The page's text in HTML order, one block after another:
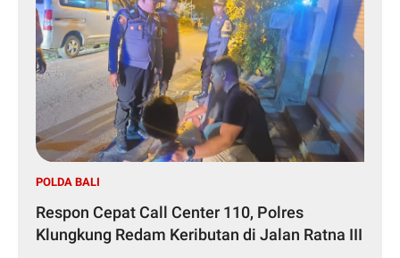
POLDA BALI
Respon Cepat Call Center 110, Polres
Klungkung Redam Keributan di Jalan Ratna III